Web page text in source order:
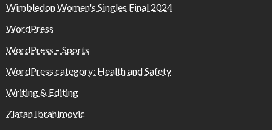
Wimbledon Women's Singles Final 2024
WordPress
WordPress – Sports
WordPress category: Health and Safety
Writing & Editing
Zlatan Ibrahimovic